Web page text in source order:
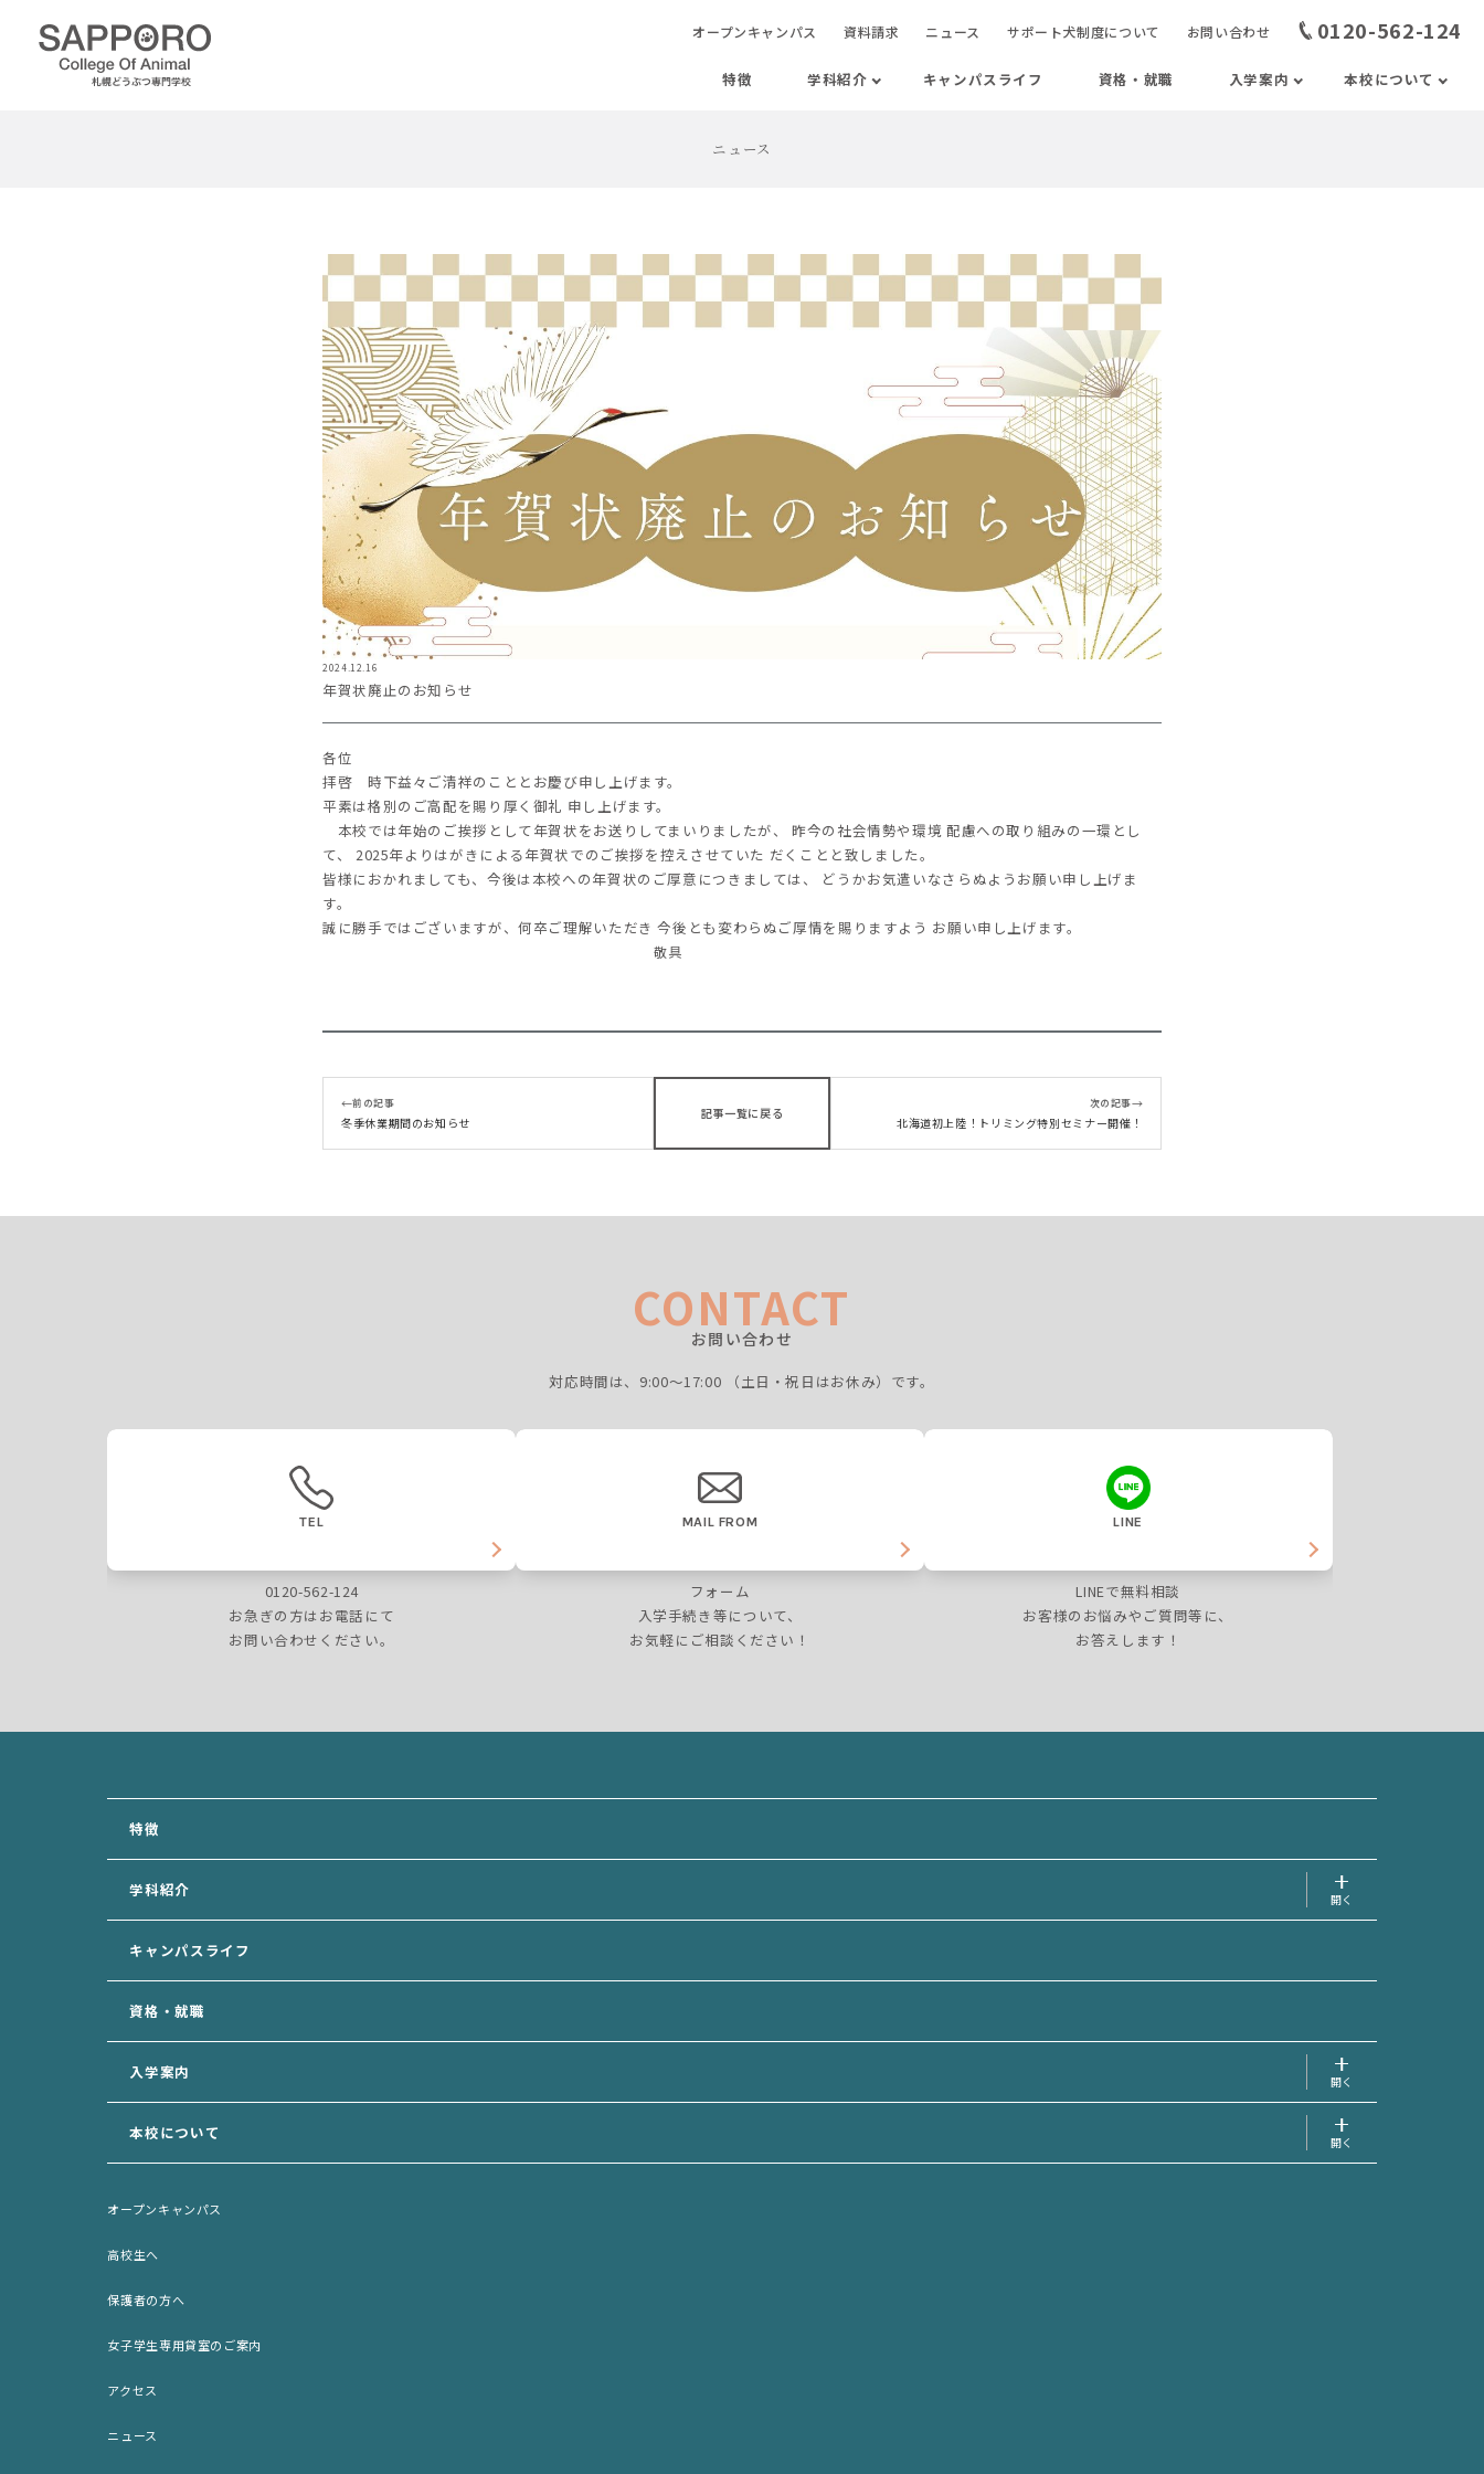
オープンキャンパス 資料請求 ニュース サポート犬制度について お問い合わせ 0120-562-124
特徴 学科紹介 キャンパスライフ 資格・就職 入学案内 本校について
ニュース
2024.12.16
年賀状廃止のお知らせ
各位
拝啓 時下益々ご清祥のこととお慶び申し上げます。
平素は格別のご高配を賜り厚く御礼 申し上げます。
本校では年始のご挨拶として年賀状をお送りしてまいりましたが、 昨今の社会情勢や環境 配慮への取り組みの一環とし
て、 2025年よりはがきによる年賀状でのご挨拶を控えさせていた だくことと致しました。
皆様におかれましても、今後は本校への年賀状のご厚意につきましては、 どうかお気遣いなさらぬようお願い申し上げま
す。
誠に勝手ではございますが、何卒ご理解いただき 今後とも変わらぬご厚情を賜りますよう お願い申し上げます。
敬具
←前の記事
冬季休業期間のお知らせ
記事一覧に戻る
次の記事→
北海道初上陸！トリミング特別セミナー開催！
CONTACT
お問い合わせ
対応時間は、9:00〜17:00 （土日・祝日はお休み）です。
TEL
0120-562-124
お急ぎの方はお電話にて
お問い合わせください。
MAIL FROM
フォーム
入学手続き等について、
お気軽にご相談ください！
LINE
LINEで無料相談
お客様のお悩みやご質問等に、
お答えします！
特徴
学科紹介
犬の美容学科
愛玩動物看護学科
専攻科
キャンパスライフ
資格・就職
入学案内
入学案内トップ
資料請求フォーム
AO面談申込フォーム
AO選考エントリーシート (印刷用)
出願願書 (印刷用)
本校について
歴史・沿革
施設紹介
アクセス
オープンキャンパス
高校生へ
保護者の方へ
女子学生専用貸室のご案内
アクセス
ニュース